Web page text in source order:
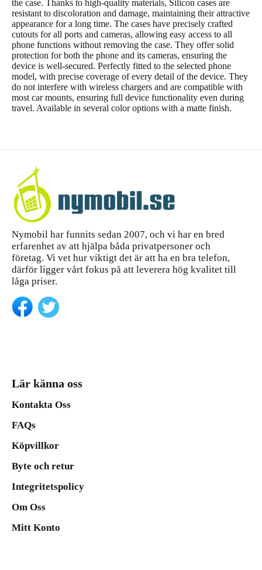
the case. Thanks to high-quality materials, Silicon cases are
resistant to discoloration and damage, maintaining their attractive
appearance for a long time. The cases have precisely crafted
cutouts for all ports and cameras, allowing easy access to all
phone functions without removing the case. They offer solid
protection for both the phone and its cameras, ensuring the
device is well-secured. Perfectly fitted to the selected phone
model, with precise coverage of every detail of the device. They
do not interfere with wireless chargers and are compatible with
most car mounts, ensuring full device functionality even during
travel. Available in several color options with a matte finish.
Nymobil har funnits sedan 2007, och vi har en bred
erfarenhet av att hjälpa båda privatpersoner och
företag. Vi vet hur viktigt det är att ha en bra telefon,
därför ligger vårt fokus på att leverera hög kvalitet till
låga priser.
Lär känna oss
Kontakta Oss
FAQs
Köpvillkor
Byte och retur
Integritetspolicy
Om Oss
Mitt Konto